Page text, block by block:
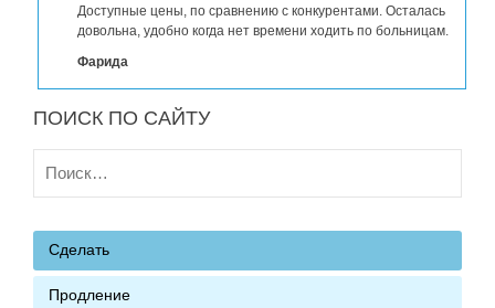
Доступные цены, по сравнению с конкурентами. Осталась
довольна, удобно когда нет времени ходить по больницам.
Фарида
ПОИСК ПО САЙТУ
Сделать
Продление